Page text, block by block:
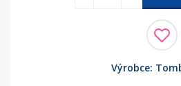
Výrobce: